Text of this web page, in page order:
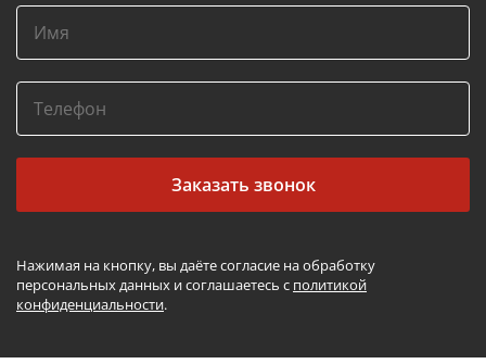
Заказать звонок
Нажимая на кнопку, вы даёте согласие на обработку
персональных данных и соглашаетесь с политикой
конфиденциальности.